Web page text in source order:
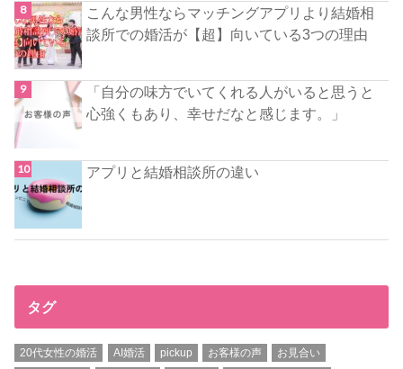
こんな男性ならマッチングアプリより結婚相
談所での婚活が【超】向いている3つの理由
「自分の味方でいてくれる人がいると思うと
心強くもあり、幸せだなと感じます。」
アプリと結婚相談所の違い
タグ
20代女性の婚活 AI婚活 pickup お客様の声
お見合い